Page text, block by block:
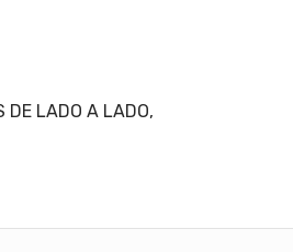
DE LADO A LADO,